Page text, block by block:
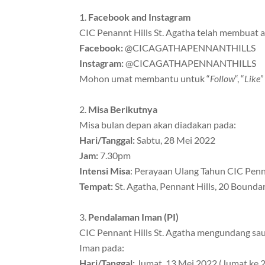
Facebook and Instagram
CIC Penannt Hills St. Agatha telah membuat
Facebook:@CICAGATHAPENNANTHILLS
Instagram:@CICAGATHAPENNANTHILLS
Mohon umat membantu untuk “Follow“, “Like
Misa Berikutnya
Misa bulan depan akan diadakan pada:
Hari/Tanggal:Sabtu, 28 Mei 2022
Jam: 7.30pm
Intensi Misa: Perayaan Ulang Tahun CIC
Tempat:St. Agatha, Pennant Hills, 20
Pendalaman Iman (PI)
CIC Pennant Hills St. Agatha mengundang
Iman pada: